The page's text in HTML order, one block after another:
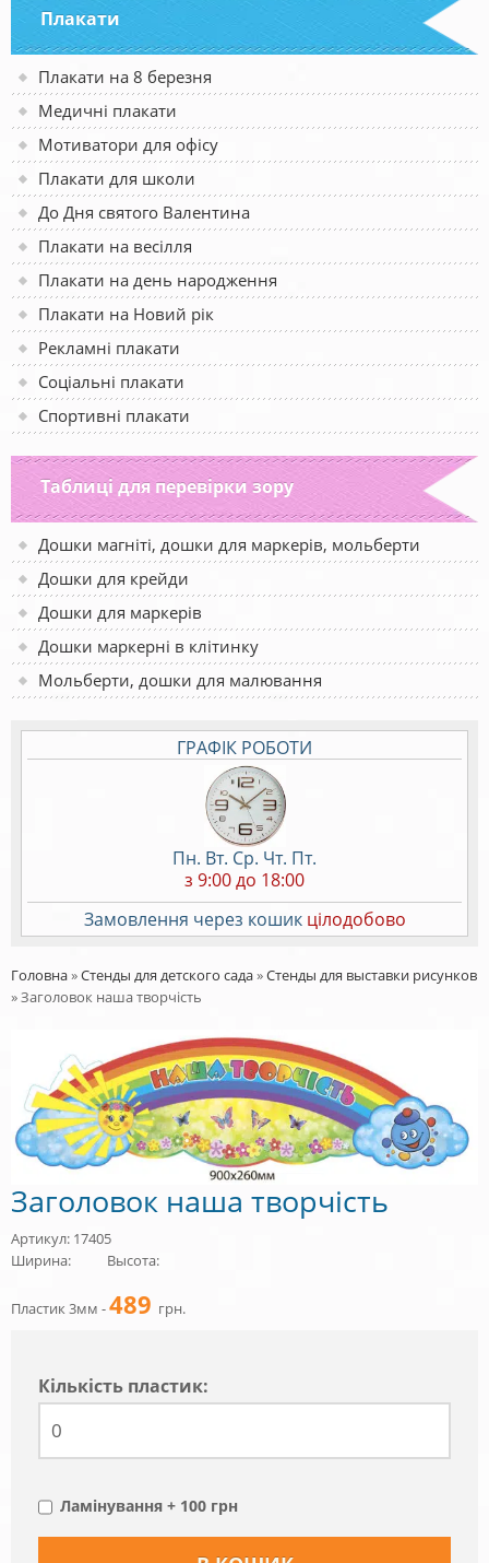
Плакати
Плакати на 8 березня
Медичні плакати
Мотиватори для офісу
Плакати для школи
До Дня святого Валентина
Плакати на весілля
Плакати на день народження
Плакати на Новий рік
Рекламні плакати
Соціальні плакати
Спортивні плакати
Таблиці для перевірки зору
Дошки магніті, дошки для маркерів, мольберти
Дошки для крейди
Дошки для маркерів
Дошки маркерні в клітинку
Мольберти, дошки для малювання
ГРАФІК РОБОТИ
Пн. Вт. Ср. Чт. Пт.
з 9:00 до 18:00
Замовлення через кошик цілодобово
Головна»Стенды для детского сада»Стенды для выставки рисунков
»Заголовок наша творчість
Заголовок наша творчість
Артикул: 17405
Ширина:
Высота:
Пластик 3мм -489 грн.
Кiлькiсть пластик:
Ламінування + 100 грн